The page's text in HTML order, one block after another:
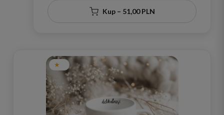
Kup – 51,00 PLN